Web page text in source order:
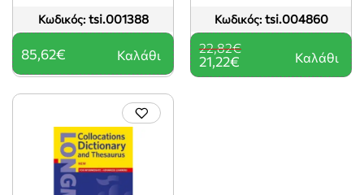
Κωδικός: tsi.001388
85,62€ Καλάθι
Κωδικός: tsi.004860
21,22€
22,82€
Καλάθι